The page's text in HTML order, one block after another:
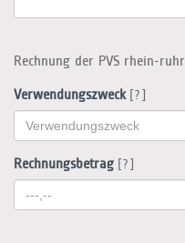
Rechnung der PVS rhein-ruhr
Verwendungszweck [?]
Rechnungsbetrag [?]